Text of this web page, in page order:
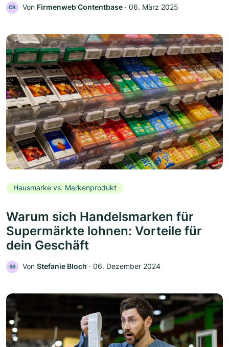
CB Von Firmenweb Contentbase ‧ 06. März 2025
Hausmarke vs. Markenprodukt
Warum sich Handelsmarken für
Supermärkte lohnen: Vorteile für
dein Geschäft
SB Von Stefanie Bloch ‧ 06. Dezember 2024